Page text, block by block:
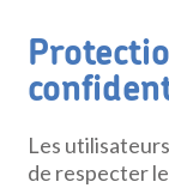
Les
de respecter